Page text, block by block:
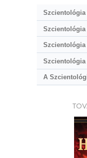
Szcientológia
Szcientológia
Szcientológia
A